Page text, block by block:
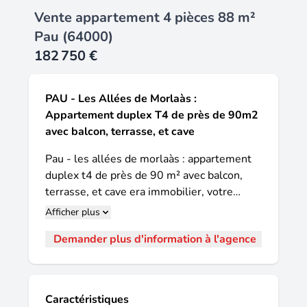
Vente appartement 4 pièces 88 m²
Pau (64000)
182 750 €
PAU - Les Allées de Morlaàs :
Appartement duplex T4 de près de 90m2
avec balcon, terrasse, et cave
Pau - les allées de morlaàs : appartement
duplex t4 de près de 90 m² avec balcon,
terrasse, et cave era immobilier, votre
agence immobilière de pau vous propose
Située dans le quartier des allées de
peyroulet, la résidence dans laquelle se
Afficher plus
Demander plus d'information à l'agence
Caractéristiques